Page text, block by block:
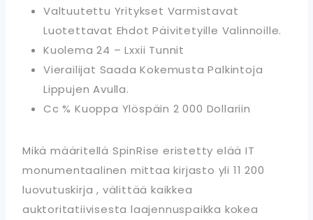
Valtuutettu Yritykset Varmistavat
Luotettavat Ehdot Päivitetyille Valinnoille.
Kuolema 24 – Lxxii Tunnit
Vierailijat Saada Kokemusta Palkintoja
Lippujen Avulla.
Cc % Kuoppa Ylöspäin 2 000 Dollariin
Mikä määritellä SpinRise eristetty elää IT
monumentaalinen mittaa kirjasto yli 11 200
luovutuskirja , välittää kaikkea
auktoritatiivisesta laajennuspaikka kokea